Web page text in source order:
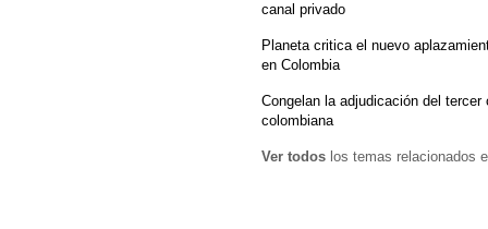
canal privado
Planeta critica el nuevo
en Colombia
Congelan la adjudicación del
colombiana
Ver todos los temas relacionados